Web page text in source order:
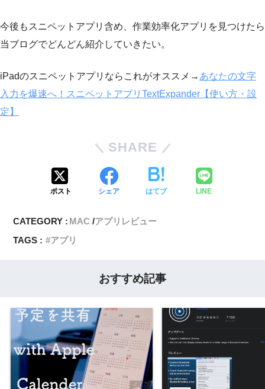
今後もスニペットアプリ含め、作業効率化アプリを見つけたら
当ブログでどんどん紹介していきたい。
iPadのスニペットアプリならこれがオススメ→ あなたの文字
入力を爆速へ！スニペットアプリTextExpander【使い方・設
定】
SHARE
ポスト シェア はてブ LINE
CATEGORY : MAC アプリレビュー
TAGS :
アプリ
おすすめ記事